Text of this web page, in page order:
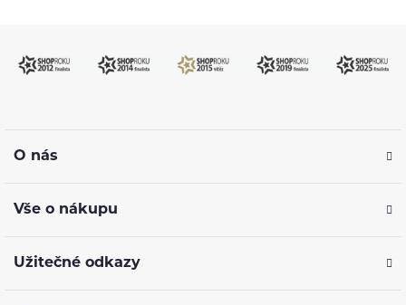
O nás
Vše o nákupu
Užitečné odkazy